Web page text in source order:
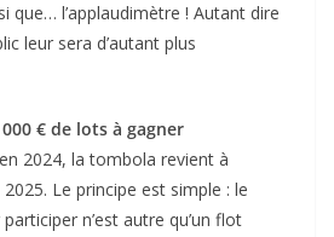
que… l’applaudimètre ! Autant dire
leur sera d’autant plus
€ de lots à gagner
2024, la tombola revient à
2025. Le principe est simple : le
n’est autre qu’un flot